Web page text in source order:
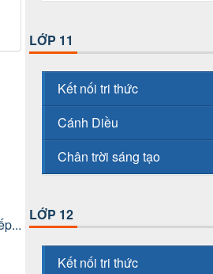
LỚP 11
Kết nối tri thức
Cánh Diều
Chân trời sáng tạo
LỚP 12
Kết nối tri thức